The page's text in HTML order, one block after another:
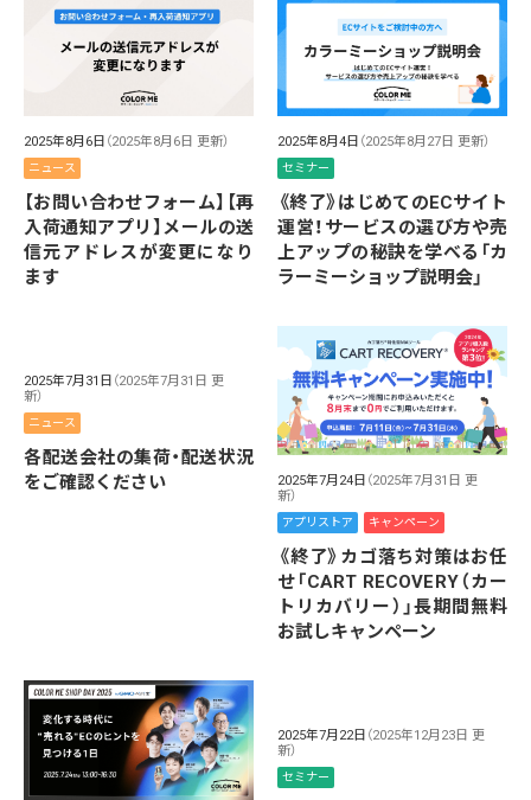
2025年8月6日 （2025年8月6日 更新）
ニュース
【お問い合わせフォーム】【再
入荷通知アプリ】メールの送
信元アドレスが変更になり
ます
2025年8月4日 （2025年8月27日 更新）
セミナー
《終了》はじめてのECサイト
運営！サービスの選び方や売
上アップの秘訣を学べる「カ
ラーミーショップ説明会」
2025年7月31日 （2025年7月31日 更
新）
ニュース
各配送会社の集荷・配送状況
をご確認ください
2025年7月24日 （2025年7月31日 更
新）
アプリストア キャンペーン
《終了》カゴ落ち対策はお任
せ「CART RECOVERY（カー
トリカバリー）」長期間無料
お試しキャンペーン
2025年7月22日 （2025年12月23日 更
新）
セミナー